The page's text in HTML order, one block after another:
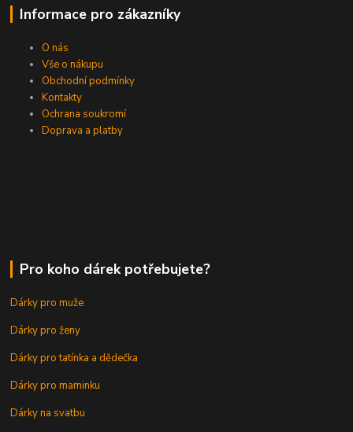
Informace pro zákazníky
O nás
Vše o nákupu
Obchodní podmínky
Kontakty
Ochrana soukromí
Doprava a platby
Pro koho dárek potřebujete?
Dárky pro muže
Dárky pro ženy
Dárky pro tatínka a dědečka
Dárky pro maminku
Dárky na svatbu